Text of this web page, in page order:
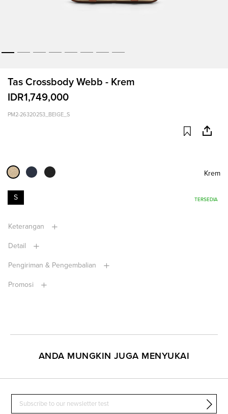
Tas Crossbody Webb - Krem
IDR1,749,000
PM2-26320253_BEIGE_S
Krem
S TERSEDIA
Keterangan
Detail
Pengiriman & Pengembalian
Promosi
ANDA MUNGKIN JUGA MENYUKAI